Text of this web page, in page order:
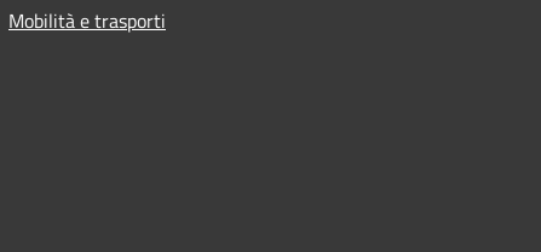
Mobilità e trasporti